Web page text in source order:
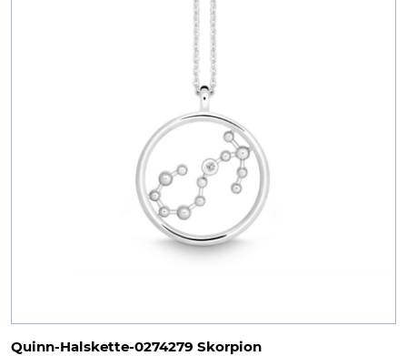
Quinn-Halskette-0274279 Skorpion